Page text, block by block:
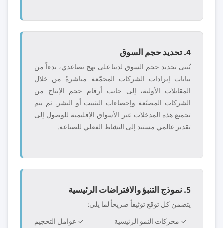
4. تحديد حجم السوق
يُبنى تحديد حجم السوق لدينا على نهج تصاعدي، بدءاً من
بيانات إيرادات الشركات المجمّعة مباشرةً من خلال
المقابلات الأولية، إلى جانب أرقام حجم الإنتاج من
الشركات المصنّعة وإحصاءات التثبيت أو النشر. ثم يتم
تجميع هذه المدخلات عبر الأسواق الإقليمية للوصول إلى
تقدير عالمي مستند إلى النشاط الفعلي للصناعة.
5. نموذج التنبؤ والافتراضات الرئيسية
يتضمن كل توقع توثيقاً صريحاً لما يلي:
✓ محركات النمو الرئيسية
✓ عوامل التحجيم